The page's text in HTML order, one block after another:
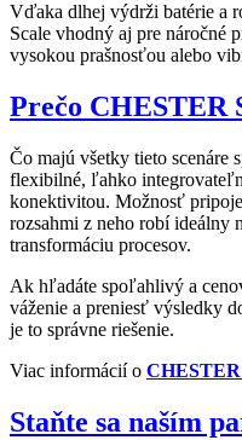
Vďaka dlhej výdrži batérie a
Scale vhodný aj pre náročné
vysokou prašnosťou alebo
Prečo CHESTER
Čo majú všetky tieto scenáre
flexibilné, ľahko
konektivitou. Možnosť
rozsahmi z neho robí ideálny
transformáciu procesov.
Ak hľadáte spoľahlivý a
váženie a preniesť výsledky
je to správne riešenie.
Viac informácií o CHESTER
Staňte sa naším